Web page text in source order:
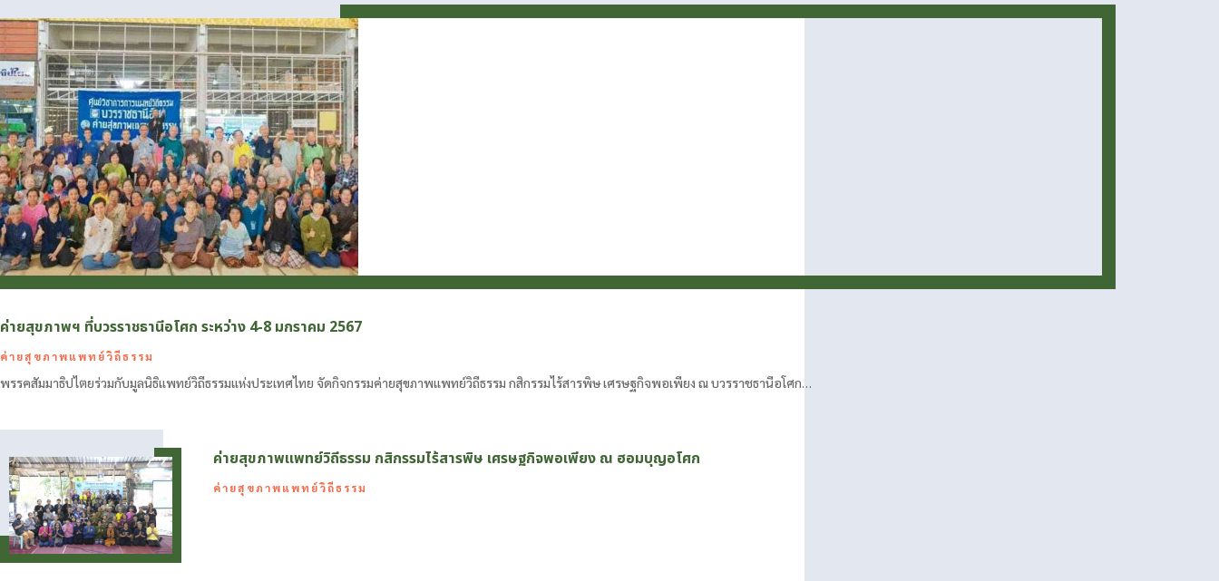
ค่ายสุขภาพฯ ที่บวรราชธานีอโศก ระหว่าง 4-8 มกราคม 2567
ค่ายสุขภาพแพทย์วิถีธรรม
พรรคสัมมาธิปไตยร่วมกับมูลนิธิแพทย์วิถีธรรมแห่งประเทศไทย จัดกิจกรรมค่ายสุขภาพแพทย์วิถีธรรม กสิกรรมไร้สารพิษ เศรษฐกิจพอเพียง ณ บวรราชธานีอโศก…
ค่ายสุขภาพแพทย์วิถีธรรม กสิกรรมไร้สารพิษ เศรษฐกิจพอเพียง ณ ฮอมบุญอโศก
ค่ายสุขภาพแพทย์วิถีธรรม